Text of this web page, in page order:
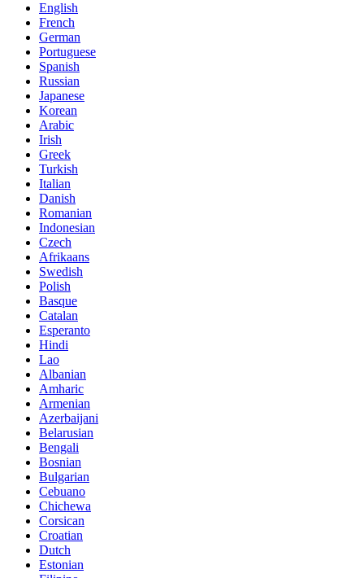
English
French
German
Portuguese
Spanish
Russian
Japanese
Korean
Arabic
Irish
Greek
Turkish
Italian
Danish
Romanian
Indonesian
Czech
Afrikaans
Swedish
Polish
Basque
Catalan
Esperanto
Hindi
Lao
Albanian
Amharic
Armenian
Azerbaijani
Belarusian
Bengali
Bosnian
Bulgarian
Cebuano
Chichewa
Corsican
Croatian
Dutch
Estonian